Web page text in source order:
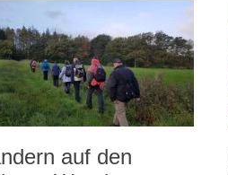
auf den